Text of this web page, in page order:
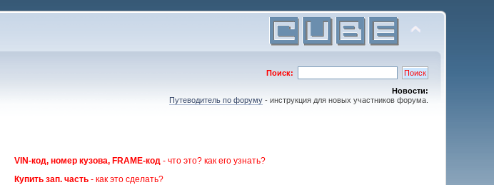
Поиск:
Новости:
Путеводитель по форуму- инструкция для новых участников форума.
VIN-код, номер кузова, FRAME-код - что это? как его узнать?
Купить зап. часть - как это сделать?